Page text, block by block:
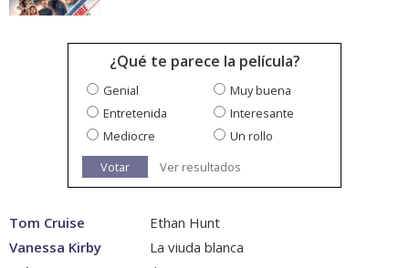
¿Qué te parece la película?
Genial
Muy buena
Entretenida
Interesante
Mediocre
Un rollo
Votar
Ver resultados
Tom Cruise
Ethan Hunt
Vanessa Kirby
La viuda blanca